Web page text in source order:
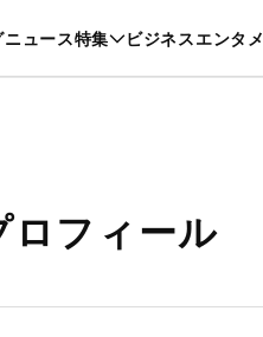
ニュース特集 ビジネスエンタメ
ツ ヘルスケア 美容 グルメ
ロフィール